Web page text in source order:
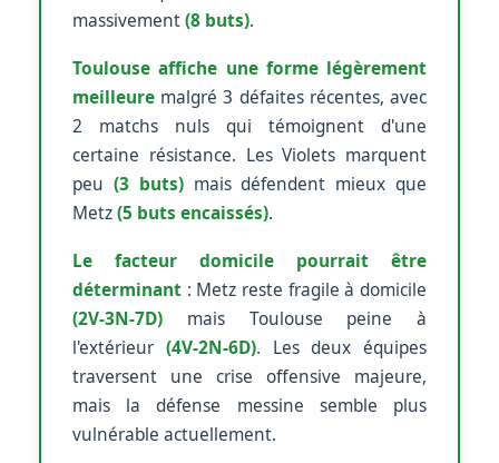
massivement(8 buts).
Toulouse affiche une forme légèrement
meilleure malgré 3 défaites récentes, avec
2 matchs nuls qui témoignent d'une
certaine résistance. Les Violets marquent
peu (3 buts)mais défendent mieux que
Metz(5 buts encaissés).
Le facteur domicile pourrait être
déterminant : Metz reste fragile à domicile
(2V-3N-7D) mais Toulouse peine à
l'extérieur (4V-2N-6D). Les deux équipes
traversent une crise offensive majeure,
mais la défense messine semble plus
vulnérable actuellement.